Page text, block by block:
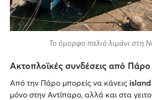
Το όμορφο παλιό λιμάνι στη
Ακτοπλοϊκές συνδέσεις από Πάρο
Από την Πάρο μπορείς να κάνεις
μόνο στην Αντίπαρο, αλλά και στα